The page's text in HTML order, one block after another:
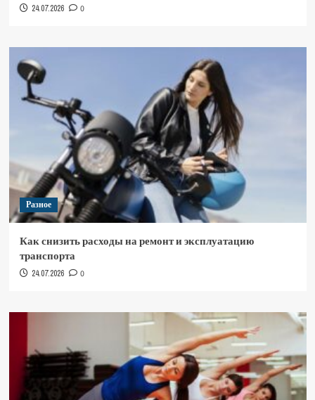
24.07.2026 0
Разное
Как снизить расходы на ремонт и эксплуатацию
транспорта
24.07.2026 0